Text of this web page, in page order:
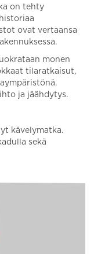
on tehty
ovat vertaansa
monen
tilaratkaisut,
ja jäähdytys.
kävelymatka.
sekä